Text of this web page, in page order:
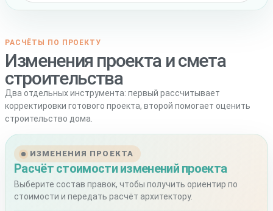
РАСЧЁТЫ ПО ПРОЕКТУ
Изменения проекта и смета
строительства
Два отдельных инструмента: первый рассчитывает
корректировки готового проекта, второй помогает оценить
строительство дома.
ИЗМЕНЕНИЯ ПРОЕКТА
Расчёт стоимости изменений проекта
Выберите состав правок, чтобы получить ориентир по
стоимости и передать расчёт архитектору.